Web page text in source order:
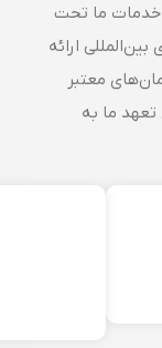
ما تحت
ارائه
معتبر
ما به